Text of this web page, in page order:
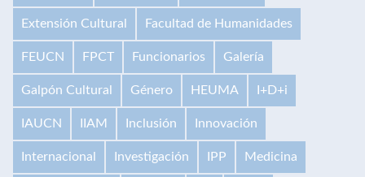
Extensión Cultural Facultad de Humanidades
FEUCN FPCT Funcionarios Galería
Galpón Cultural Género HEUMA I+D+i
IAUCN IIAM Inclusión Innovación
Internacional Investigación IPP Medicina